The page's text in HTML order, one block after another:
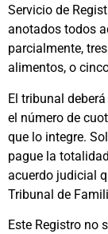
Servicio de
anotados todos
parcialmente,
alimentos, o
El tribunal
el número de
que lo integre.
pague la
acuerdo judicial
Tribunal de
Este Registro no